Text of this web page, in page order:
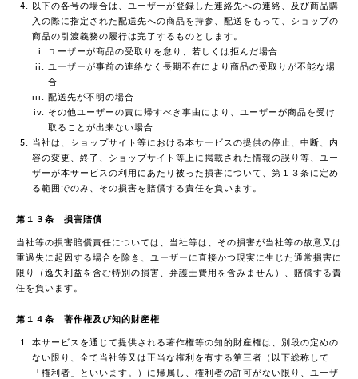
以下の各号の場合は、ユーザーが登録した連絡先への連絡、及び商品購
入の際に指定された配送先への商品を持参、配送をもって、ショップの
商品の引渡義務の履行は完了するものとします。
ユーザーが商品の受取りを怠り、若しくは拒んだ場合
ユーザーが事前の連絡なく長期不在により商品の受取りが不能な場
合
配送先が不明の場合
その他ユーザーの責に帰すべき事由により、ユーザーが商品を受け
取ることが出来ない場合
当社は、ショップサイト等における本サービスの提供の停止、中断、内
容の変更、終了、ショップサイト等上に掲載された情報の誤り等、ユー
ザーが本サービスの利用にあたり被った損害について、第１３条に定め
る範囲でのみ、その損害を賠償する責任を負います。
第１３条 損害賠償
当社等の損害賠償責任については、当社等は、その損害が当社等の故意又は
重過失に起因する場合を除き、ユーザーに直接かつ現実に生じた通常損害に
限り（逸失利益を含む特別の損害、弁護士費用を含みません）、賠償する責
任を負います。
第１４条 著作権及び知的財産権
本サービスを通じて提供される著作権等の知的財産権は、別段の定めの
ない限り、全て当社等又は正当な権利を有する第三者（以下総称して
「権利者」といいます。）に帰属し、権利者の許可がない限り、ユーザ